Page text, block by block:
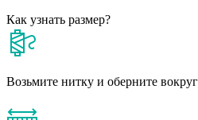
Как узнать размер?
Возьмите нитку и оберните вокруг